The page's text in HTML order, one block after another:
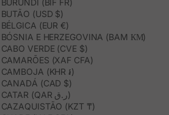
BURUNDI (BIF FR)
BUTÃO (USD $)
BÉLGICA (EUR €)
BÓSNIA E HERZEGOVINA (BAM КМ)
CABO VERDE (CVE $)
CAMARÕES (XAF CFA)
CAMBOJA (KHR ៛)
CANADÁ (CAD $)
CATAR (QAR ر.ق)
CAZAQUISTÃO (KZT ₸)